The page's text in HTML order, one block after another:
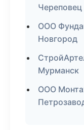
Череповец
ООО
Новгород
Мурманск
ООО